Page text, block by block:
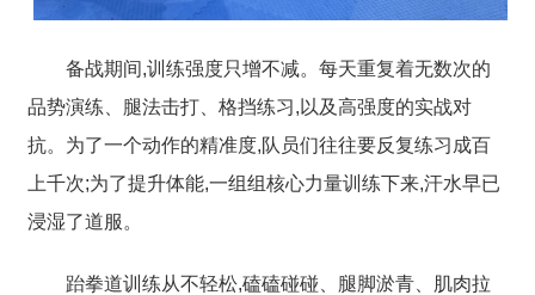
备战期间,训练强度只增不减。每天重复着无数次的
品势演练、腿法击打、格挡练习,以及高强度的实战对
抗。为了一个动作的精准度,队员们往往要反复练习成百
上千次;为了提升体能,一组组核心力量训练下来,汗水早已
浸湿了道服。
跆拳道训练从不轻松,磕磕碰碰、腿脚淤青、肌肉拉